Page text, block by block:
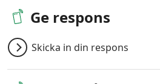
Ge respons
Skicka in din respons